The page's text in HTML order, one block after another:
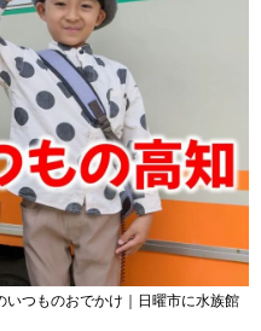
いつものおでかけ｜日曜市に水族館